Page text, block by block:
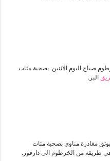
صباح اليوم الاثنين بصحبة مئات
البر.
مغادرة مناوي بصحبة مئات
في طريقه من الخرطوم الى دارفور.